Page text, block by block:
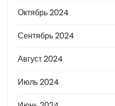
Октябрь 2024
Сентябрь 2024
Август 2024
Июль 2024